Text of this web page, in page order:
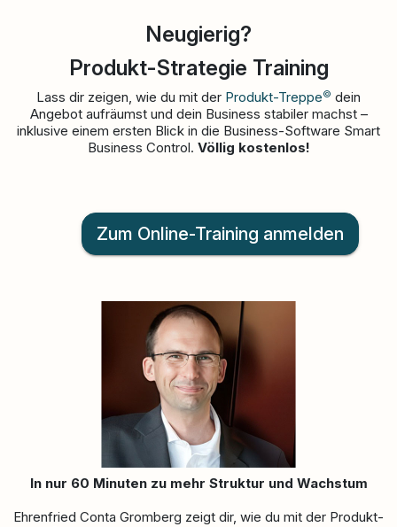
Neugierig?
Produkt-Strategie Training
Lass dir zeigen, wie du mit der Produkt-Treppe© dein
Angebot aufräumst und dein Business stabiler machst –
inklusive einem ersten Blick in die Business-Software Smart
Business Control. Völlig kostenlos!
Zum Online-Training anmelden
In nur 60 Minuten zu mehr Struktur und Wachstum
Ehrenfried Conta Gromberg zeigt dir, wie du mit der Produkt-